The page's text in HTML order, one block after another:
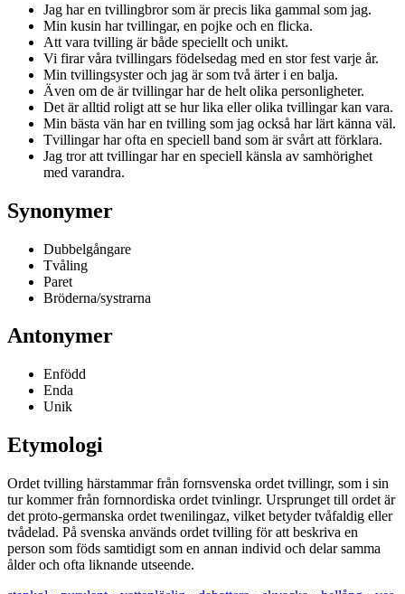
Jag har en tvillingbror som är precis lika gammal som jag.
Min kusin har tvillingar, en pojke och en flicka.
Att vara tvilling är både speciellt och unikt.
Vi firar våra tvillingars födelsedag med en stor fest varje år.
Min tvillingsyster och jag är som två ärter i en balja.
Även om de är tvillingar har de helt olika personligheter.
Det är alltid roligt att se hur lika eller olika tvillingar kan vara.
Min bästa vän har en tvilling som jag också har lärt känna väl.
Tvillingar har ofta en speciell band som är svårt att förklara.
Jag tror att tvillingar har en speciell känsla av samhörighet
med varandra.
Synonymer
Dubbelgångare
Tvåling
Paret
Bröderna/systrarna
Antonymer
Enfödd
Enda
Unik
Etymologi
Ordet tvilling härstammar från fornsvenska ordet tvillingr, som i sin
tur kommer från fornnordiska ordet tvinlingr. Ursprunget till ordet är
det proto-germanska ordet twenilingaz, vilket betyder tvåfaldig eller
tvådelad. På svenska används ordet tvilling för att beskriva en
person som föds samtidigt som en annan individ och delar samma
ålder och ofta liknande utseende.